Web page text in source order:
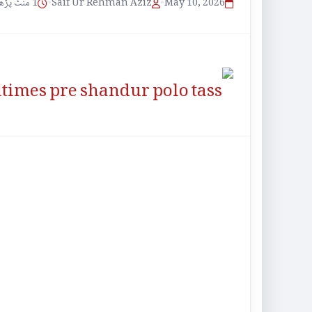
May 10, 2026
•
Saif Ur Rehman Aziz
• 1 منٹ پڑھنے کا وقت